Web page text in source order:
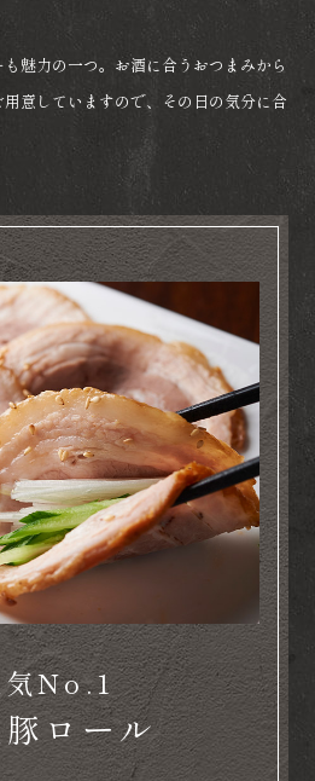
魅力の一つ。 お酒に合うおつまみから
意していますので、 その日の気分に合
気No.1
ロール